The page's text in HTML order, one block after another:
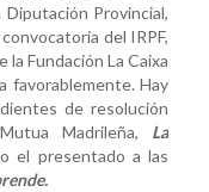
Provincial,
del IRPF,
la Fundación La Caixa
favorablemente. Hay
de resolución
Madrileña,
La
el presentado a las